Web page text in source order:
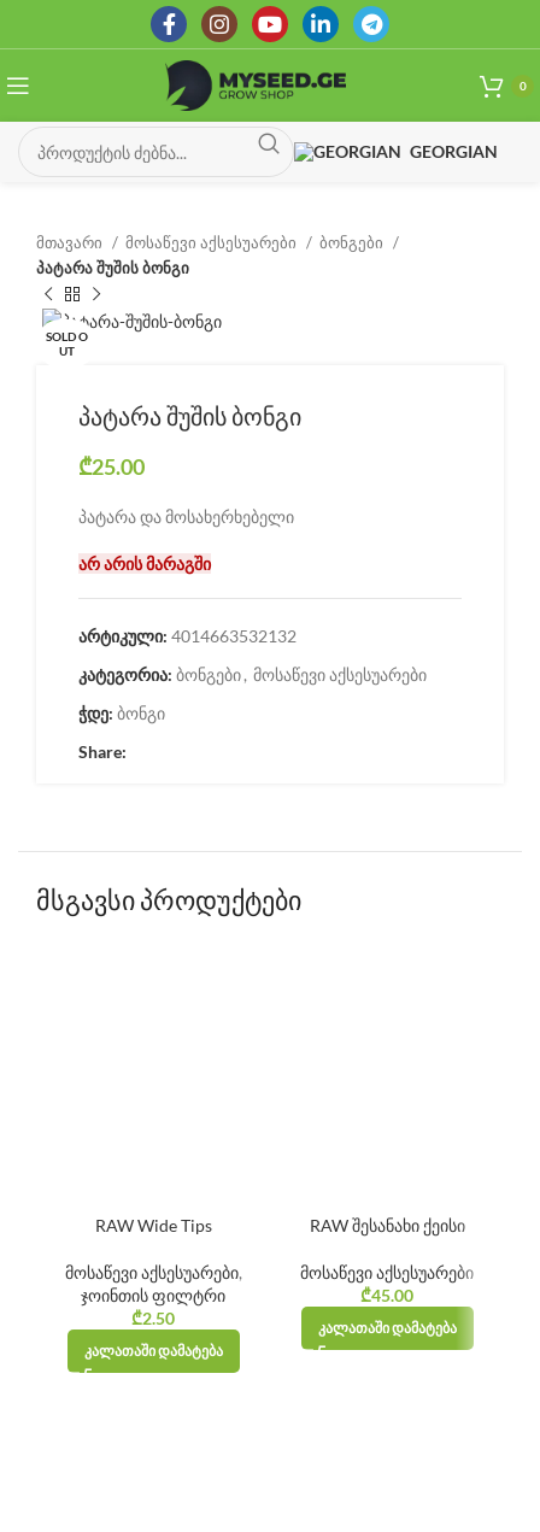
0
GEORGIAN
მთავარი მოსაწევი აქსესუარები
ბონგები
პატარა შუშის ბონგი
SOLD O
UT
პატარა შუშის ბონგი
₾25.00
პატარა და მოსახერხებელი
არ არის მარაგში
არტიკული: 4014663532132
კატეგორია: ბონგები, მოსაწევი აქსესუარები
ჭდე: ბონგი
Share:
მსგავსი პროდუქტები
RAW Wide Tips
მოსაწევი აქსესუარები,
ჯოინთის ფილტრი
₾2.50
ᲙᲐᲚᲐᲗᲐᲨᲘ ᲓᲐᲛᲐᲢᲔᲑᲐ
RAW შესანახი ქეისი
მოსაწევი აქსესუარები
₾45.00
ᲙᲐᲚᲐᲗᲐᲨᲘ ᲓᲐᲛᲐᲢᲔᲑᲐ